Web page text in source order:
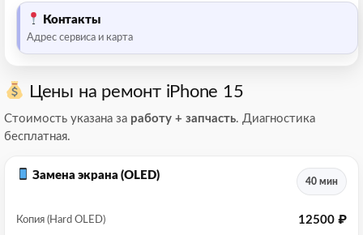
Контакты
Адрес сервиса и карта
Цены на ремонт iPhone 15
Стоимость указана за работу + запчасть. Диагностика
бесплатная.
Замена экрана (OLED)
40 мин
Копия (Hard OLED) 12500 ₽